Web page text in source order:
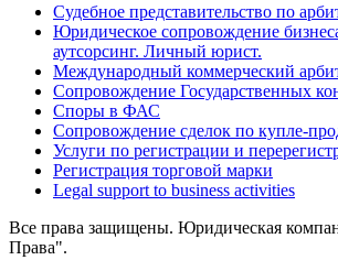
Судебное представительство по
Юридическое сопровождение
аутсорсинг. Личный юрист.
Международный коммерческий
Сопровождение Государственных
Споры в ФАС
Сопровождение сделок по купле-
Услуги по регистрации и
Регистрация торговой марки
Legal support to business activities
Все права защищены. Юридическая
Права".